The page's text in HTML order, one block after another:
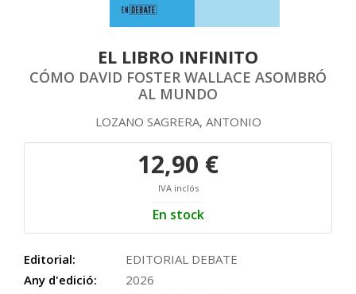
EL LIBRO INFINITO
CÓMO DAVID FOSTER WALLACE ASOMBRÓ
AL MUNDO
LOZANO SAGRERA, ANTONIO
12,90 €
IVA inclós
En stock
Editorial:
EDITORIAL DEBATE
Any d'edició:
2026